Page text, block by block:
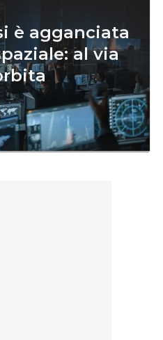
è agganciata
al via